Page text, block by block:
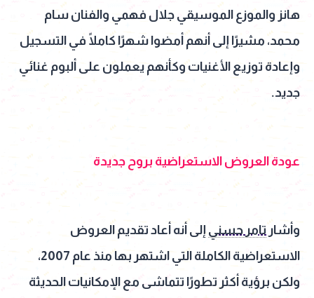
هانز والموزع الموسيقي جلال فهمي والفنان سام
محمد، مشيرًا إلى أنهم أمضوا شهرًا كاملًا في التسجيل
وإعادة توزيع الأغنيات وكأنهم يعملون على ألبوم غنائي
جديد.
عودة العروض الاستعراضية بروح جديدة
وأشار تامر حسني إلى أنه أعاد تقديم العروض
الاستعراضية الكاملة التي اشتهر بها منذ عام 2007،
ولكن برؤية أكثر تطورًا تتماشى مع الإمكانيات الحديثة